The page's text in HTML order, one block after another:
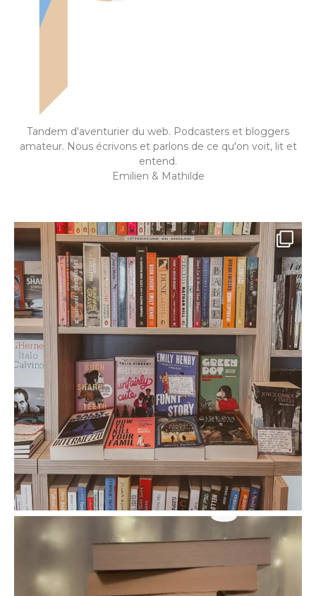
Tandem d'aventurier du web. Podcasters et bloggers
amateur. Nous écrivons et parlons de ce qu'on voit, lit et
entend.
Emilien & Mathilde